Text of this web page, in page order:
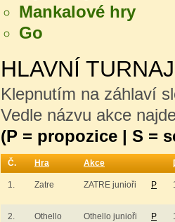
Mankalové hry
Go
HLAVNÍ
Klepnutím na záhlaví
Vedle názvu akce
(P = propozice | S =
Č. Hra Akce
1. Zatre ZATRE junioři P
2. Othello Othello junioři P